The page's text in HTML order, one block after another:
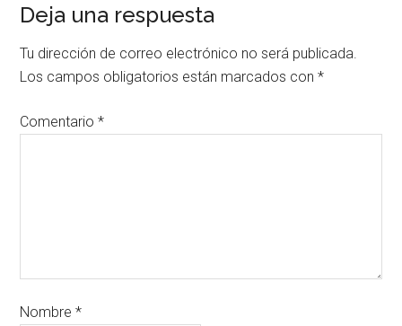
Deja una respuesta
Tu dirección de correo electrónico no será publicada.
Los campos obligatorios están marcados con*
Comentario*
Nombre*